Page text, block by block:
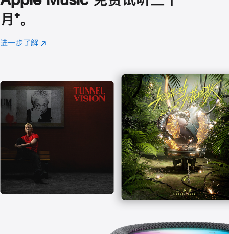
月 脚
注
⁺。
进一步了解 Apple
(在
口
中
打
开)